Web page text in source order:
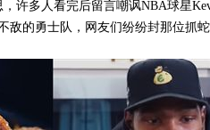
许多人看完后留言嘲讽NBA球星
的勇士队，网友们纷纷封那位抓蛇